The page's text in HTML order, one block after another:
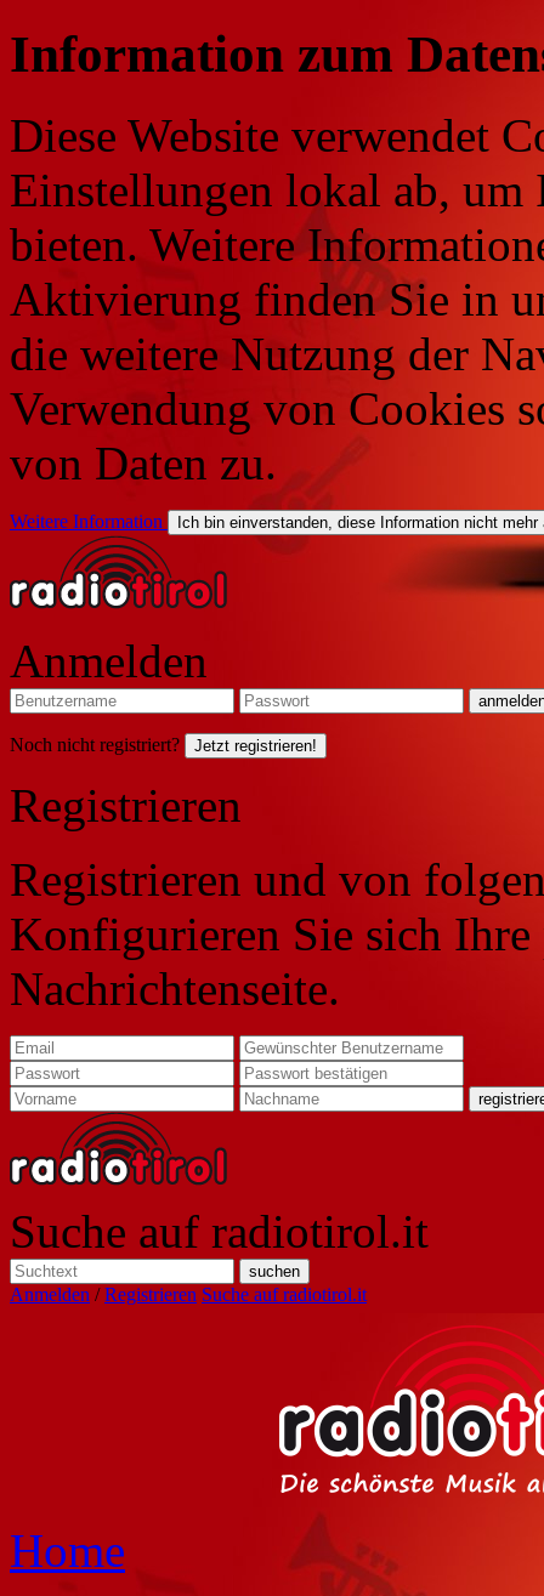
Information zum
Diese Website verwendet
Einstellungen lokal ab, um
bieten. Weitere
Aktivierung finden Sie in
die weitere Nutzung der
Verwendung von Cookies
von Daten zu.
Weitere Information Ich bin einverstanden, diese Information nicht mehr
Anmelden
Noch nicht registriert? Jetzt registrieren!
Registrieren
Registrieren und von
Konfigurieren Sie sich
Nachrichtenseite.
Suche auf radiotirol.it
Anmelden /Registrieren Suche auf radiotirol.it
Home